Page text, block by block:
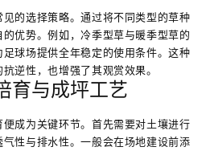
的选择策略。通过将不同类型的草种
优势。例如，冷季型草与暖季型草的
球场提供全年稳定的使用条件。这种
逆性，也增强了其观赏效果。
育与成坪工艺
成为关键环节。首先需要对土壤进行
性与排水性。一般会在场地建设前添